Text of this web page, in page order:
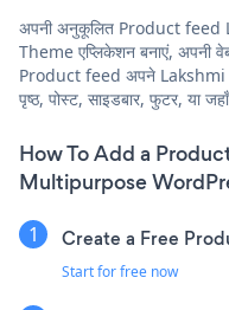
अपनी अनुकूलित Product
Theme एप्लिकेशन बनाएं, अपनी
Product feed अपने
पृष्ठ, पोस्ट, साइडबार, फुटर, या
How To Add a
Multipurpose
Create a Free
Start for free now